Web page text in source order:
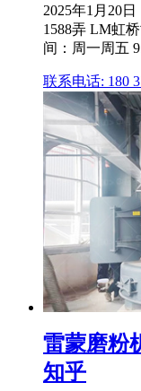
2025年1月20
1588弄 LM虹
间：周一周五
联系电话: 180
雷蒙磨粉
知乎